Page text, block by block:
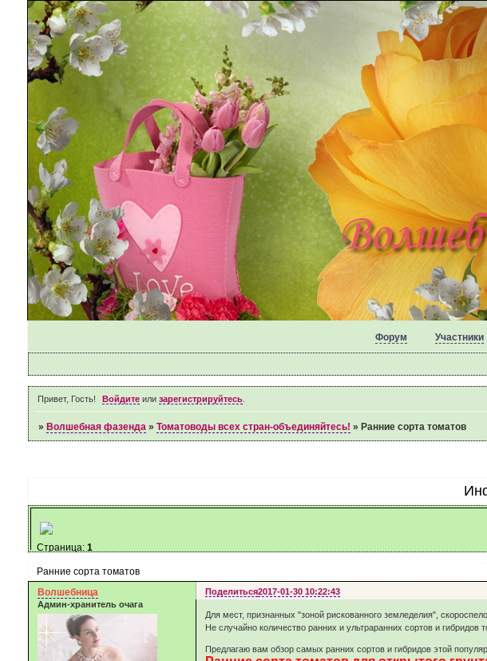
Форум Участники
Привет, Гость! Войдите илизарегистрируйтесь
» Волшебная фазенда » Томатоводы всех стран-объединяйтесь! » Ранние сорта томатов
Ранние сорта томатов
Страница: 1
Поделиться2017-01-30 10:22:43
Волшебница
Админ-хранитель очага
Для мест, признанных "зоной рискованного земледелия",
Не случайно количество ранних и ультраранних сортов и
Предлагаю вам обзор самых ранних сортов и гибридов этой